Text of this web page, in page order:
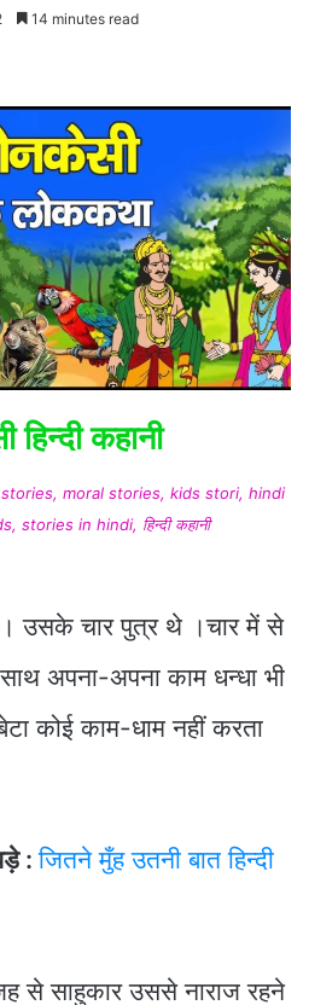
14 minutes read
हिन्दी कहानी
moral stories, kids stori, hindi
in hindi, हिन्दी कहानी
उसके चार पुत्र थे ।चार में से
अपना-अपना काम धन्धा भी
कोई काम-धाम नहीं करता
:जितने मुँह उतनी बात हिन्दी
से साहुकार उससे नाराज रहने